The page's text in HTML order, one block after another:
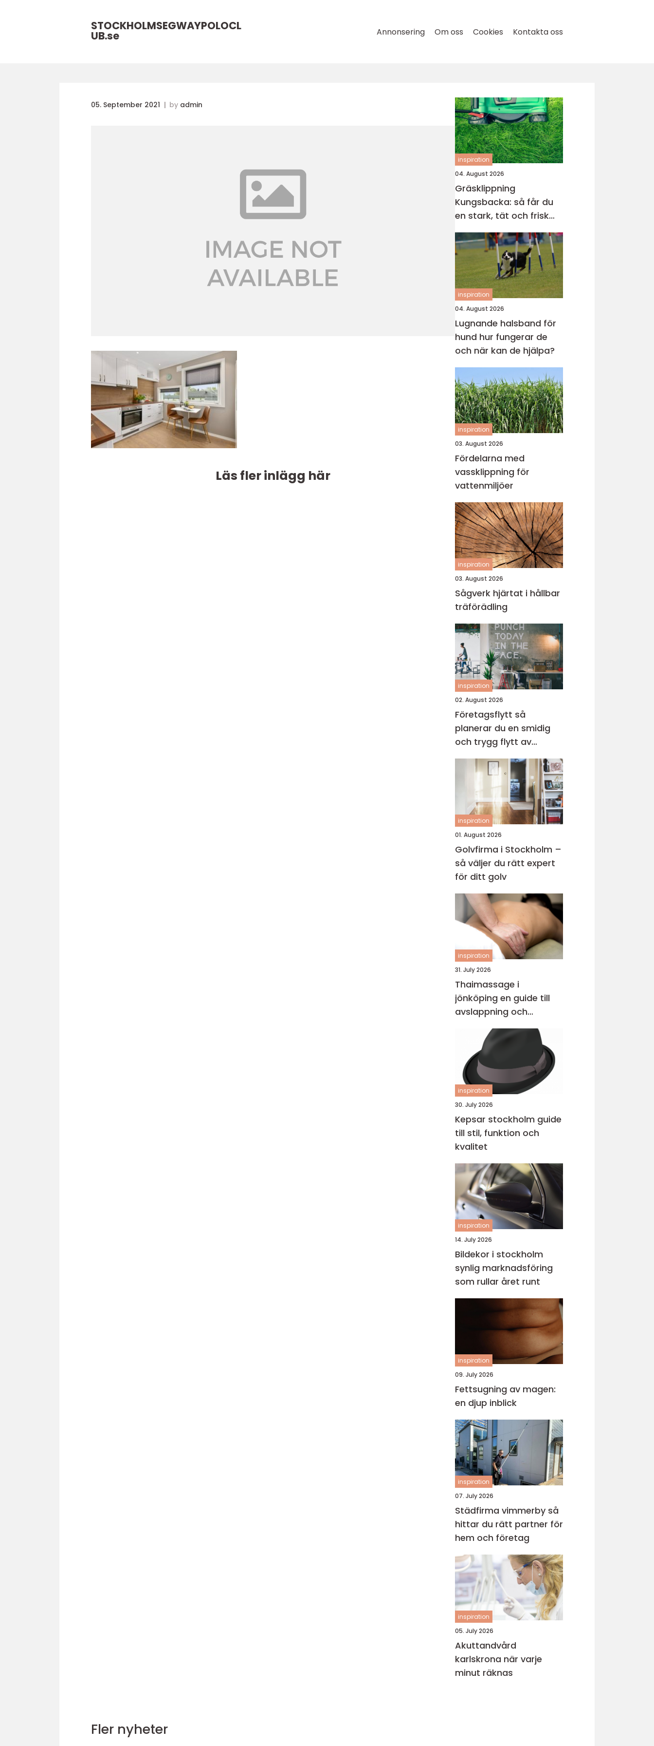
STOCKHOLMSEGWAYPOLOCL
UB.se Annonsering Om oss Cookies Kontakta oss
05. September 2021 by admin
Läs fler inlägg här
inspiration
04. August 2026
Gräsklippning
Kungsbacka: så får du
en stark, tät och frisk
gräsmatta
inspiration
04. August 2026
Lugnande halsband för
hund hur fungerar de
och när kan de hjälpa?
inspiration
03. August 2026
Fördelarna med
vassklippning för
vattenmiljöer
inspiration
03. August 2026
Sågverk hjärtat i hållbar
träförädling
inspiration
02. August 2026
Företagsflytt så
planerar du en smidig
och trygg flytt av
verksamheten
inspiration
01. August 2026
Golvfirma i Stockholm –
så väljer du rätt expert
för ditt golv
inspiration
31. July 2026
Thaimassage i
jönköping en guide till
avslappning och
behandling
inspiration
30. July 2026
Kepsar stockholm guide
till stil, funktion och
kvalitet
inspiration
14. July 2026
Bildekor i stockholm
synlig marknadsföring
som rullar året runt
inspiration
09. July 2026
Fettsugning av magen:
en djup inblick
inspiration
07. July 2026
Städfirma vimmerby så
hittar du rätt partner för
hem och företag
inspiration
05. July 2026
Akuttandvård
karlskrona när varje
minut räknas
Fler nyheter